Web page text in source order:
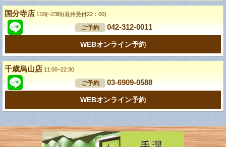
国分寺店 11時~23時(最終受付22：00)
ご予約 042-312-0011
WEBオンライン予約
千歳烏山店 11:00~22:30
ご予約 03-6909-0588
WEBオンライン予約